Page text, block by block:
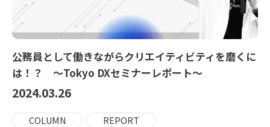
公務員として働きながらクリエイティビティを磨くに
は！？ ～Tokyo DXセミナーレポート～
2024.03.26
COLUMN REPORT